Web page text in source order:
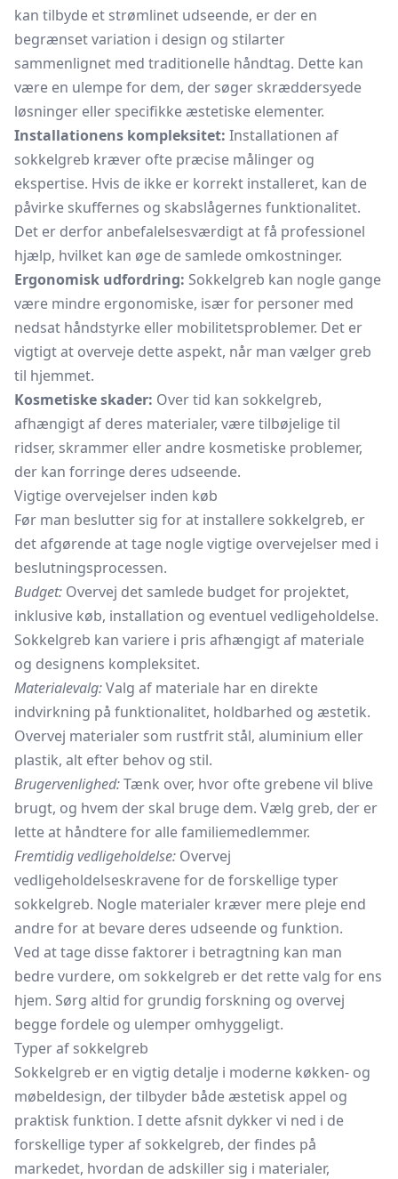
kan tilbyde et strømlinet udseende, er der en
begrænset variation i design og stilarter
sammenlignet med traditionelle håndtag. Dette kan
være en ulempe for dem, der søger skræddersyede
løsninger eller specifikke æstetiske elementer.
Installationens kompleksitet: Installationen af
sokkelgreb kræver ofte præcise målinger og
ekspertise. Hvis de ikke er korrekt installeret, kan de
påvirke skuffernes og skabslågernes funktionalitet.
Det er derfor anbefalelsesværdigt at få professionel
hjælp, hvilket kan øge de samlede omkostninger.
Ergonomisk udfordring: Sokkelgreb kan nogle gange
være mindre ergonomiske, især for personer med
nedsat håndstyrke eller mobilitetsproblemer. Det er
vigtigt at overveje dette aspekt, når man vælger greb
til hjemmet.
Kosmetiske skader: Over tid kan sokkelgreb,
afhængigt af deres materialer, være tilbøjelige til
ridser, skrammer eller andre kosmetiske problemer,
der kan forringe deres udseende.
Vigtige overvejelser inden køb
Før man beslutter sig for at installere sokkelgreb, er
det afgørende at tage nogle vigtige overvejelser med i
beslutningsprocessen.
Budget: Overvej det samlede budget for projektet,
inklusive køb, installation og eventuel vedligeholdelse.
Sokkelgreb kan variere i pris afhængigt af materiale
og designens kompleksitet.
Materialevalg:Valg af materiale har en direkte
indvirkning på funktionalitet, holdbarhed og æstetik.
Overvej materialer som rustfrit stål, aluminium eller
plastik, alt efter behov og stil.
Brugervenlighed:Tænk over, hvor ofte grebene vil blive
brugt, og hvem der skal bruge dem. Vælg greb, der er
lette at håndtere for alle familiemedlemmer.
Fremtidig vedligeholdelse: Overvej
vedligeholdelseskravene for de forskellige typer
sokkelgreb. Nogle materialer kræver mere pleje end
andre for at bevare deres udseende og funktion.
Ved at tage disse faktorer i betragtning kan man
bedre vurdere, om sokkelgreb er det rette valg for ens
hjem. Sørg altid for grundig forskning og overvej
begge fordele og ulemper omhyggeligt.
Typer af sokkelgreb
Sokkelgreb er en vigtig detalje i moderne køkken- og
møbeldesign, der tilbyder både æstetisk appel og
praktisk funktion. I dette afsnit dykker vi ned i de
forskellige typer af sokkelgreb, der findes på
markedet, hvordan de adskiller sig i materialer,